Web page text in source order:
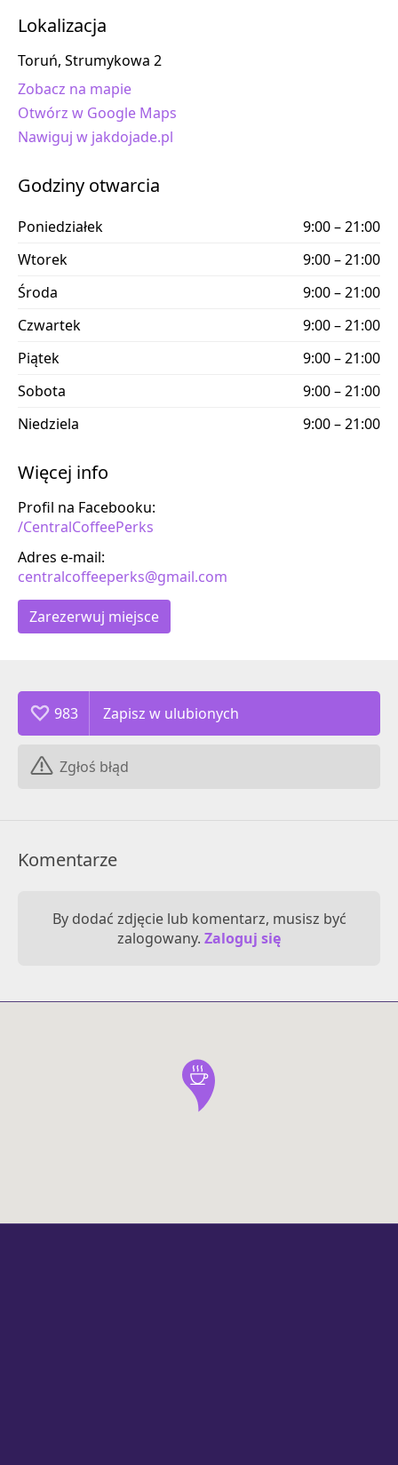
Lokalizacja
Toruń, Strumykowa 2
Zobacz na mapie
Otwórz w Google Maps
Nawiguj w jakdojade.pl
Godziny otwarcia
Poniedziałek
9:00 – 21:00
Wtorek
9:00 – 21:00
Środa
9:00 – 21:00
Czwartek
9:00 – 21:00
Piątek
9:00 – 21:00
Sobota
9:00 – 21:00
Niedziela
9:00 – 21:00
Więcej info
Profil na Facebooku:
/CentralCoffeePerks
Adres e-mail:
centralcoffeeperks@gmail.com
Zarezerwuj miejsce
983
Zgłoś błąd
Komentarze
By dodać zdjęcie lub komentarz, musisz być
zalogowany. Zaloguj się